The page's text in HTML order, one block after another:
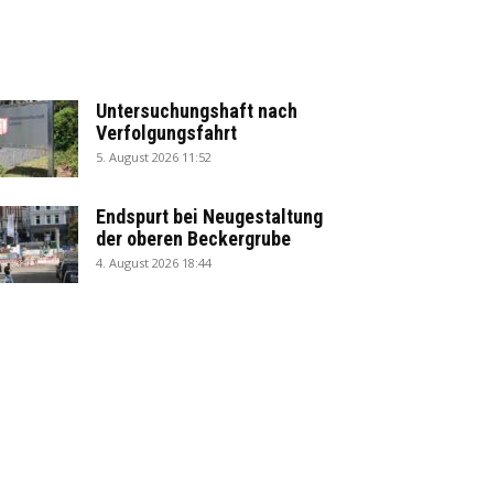
Untersuchungshaft nach
Verfolgungsfahrt
5. August 2026 11:52
Endspurt bei Neugestaltung
der oberen Beckergrube
4. August 2026 18:44